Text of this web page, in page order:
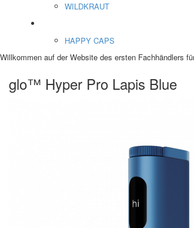
WILDKRAUT
HAPPY CAPS
Willkommen auf der Website des ersten Fachhändlers
glo™ Hyper Pro Lapis Blue